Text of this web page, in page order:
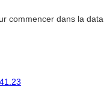
commencer dans la data